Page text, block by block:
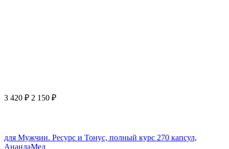
3 420 ₽ 2 150 ₽
для Мужчин. Ресурс и Тонус, полный курс 270 капсул,
АнандаМед